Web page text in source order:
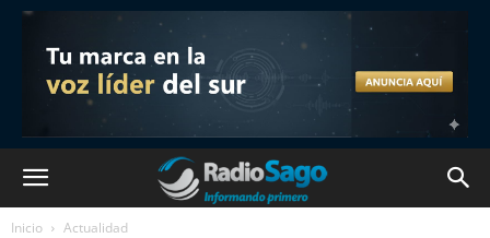
Inicio Actualidad